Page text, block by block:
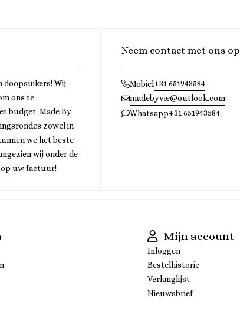
doopsuikers! Wij
ons te
budget. Made By
zowel in
we het beste
wij onder de
op uw factuur!
Neem contact met ons op
Mobiel+31 651943584
madebyvie@outlook.com
Whatsapp+31 651943584
Mijn account
Inloggen
Bestelhistorie
Verlanglijst
Nieuwsbrief